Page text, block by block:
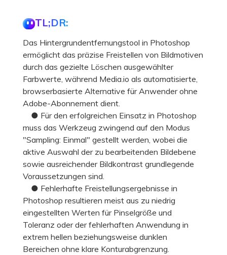
TL;DR:
Das Hintergrundentfernungstool in Photoshop
ermöglicht das präzise Freistellen von Bildmotiven
durch das gezielte Löschen ausgewählter
Farbwerte, während Media.io als automatisierte,
browserbasierte Alternative für Anwender ohne
Adobe-Abonnement dient.
● Für den erfolgreichen Einsatz in Photoshop
muss das Werkzeug zwingend auf den Modus
"Sampling: Einmal" gestellt werden, wobei die
aktive Auswahl der zu bearbeitenden Bildebene
sowie ausreichender Bildkontrast grundlegende
Voraussetzungen sind.
● Fehlerhafte Freistellungsergebnisse in
Photoshop resultieren meist aus zu niedrig
eingestellten Werten für Pinselgröße und
Toleranz oder der fehlerhaften Anwendung in
extrem hellen beziehungsweise dunklen
Bereichen ohne klare Konturabgrenzung.